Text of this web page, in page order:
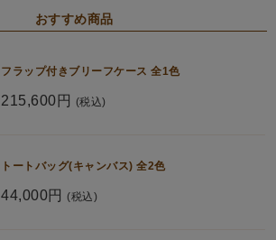
おすすめ商品
フラップ付きブリーフケース 全1色
215,600円 (税込)
トートバッグ(キャンバス) 全2色
44,000円 (税込)